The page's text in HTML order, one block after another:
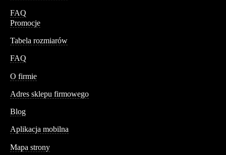
FAQ
Promocje
Tabela rozmiarów
FAQ
O firmie
Adres sklepu firmowego
Blog
Aplikacja mobilna
Mapa strony